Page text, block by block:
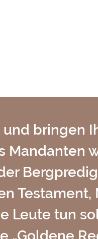
bringen
Mandanten
Testament,
Leute tun